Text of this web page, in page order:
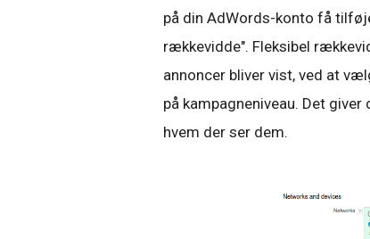
på din AdWords-konto få
rækkevidde". Fleksibel
annoncer bliver vist, ved at
på kampagneniveau. Det
hvem der ser dem.